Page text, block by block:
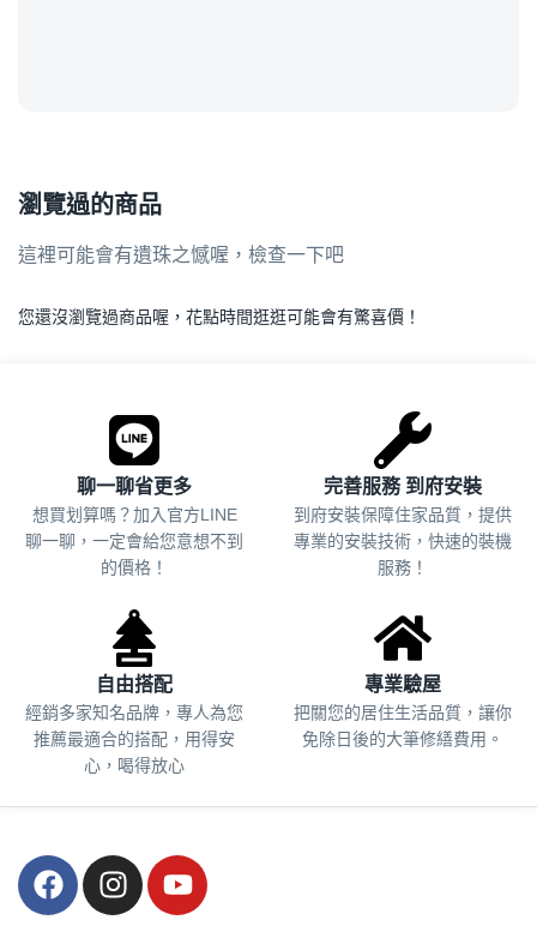
瀏覽過的商品
這裡可能會有遺珠之憾喔，檢查一下吧
您還沒瀏覽過商品喔，花點時間逛逛可能會有驚喜價！
聊一聊省更多
想買划算嗎？加入官方LINE
聊一聊，一定會給您意想不到
的價格！
完善服務 到府安裝
到府安裝保障住家品質，提供
專業的安裝技術，快速的裝機
服務！
自由搭配
經銷多家知名品牌，專人為您
推薦最適合的搭配，用得安
心，喝得放心
專業驗屋
把關您的居住生活品質， 讓你
免除日後的大筆修繕費用。